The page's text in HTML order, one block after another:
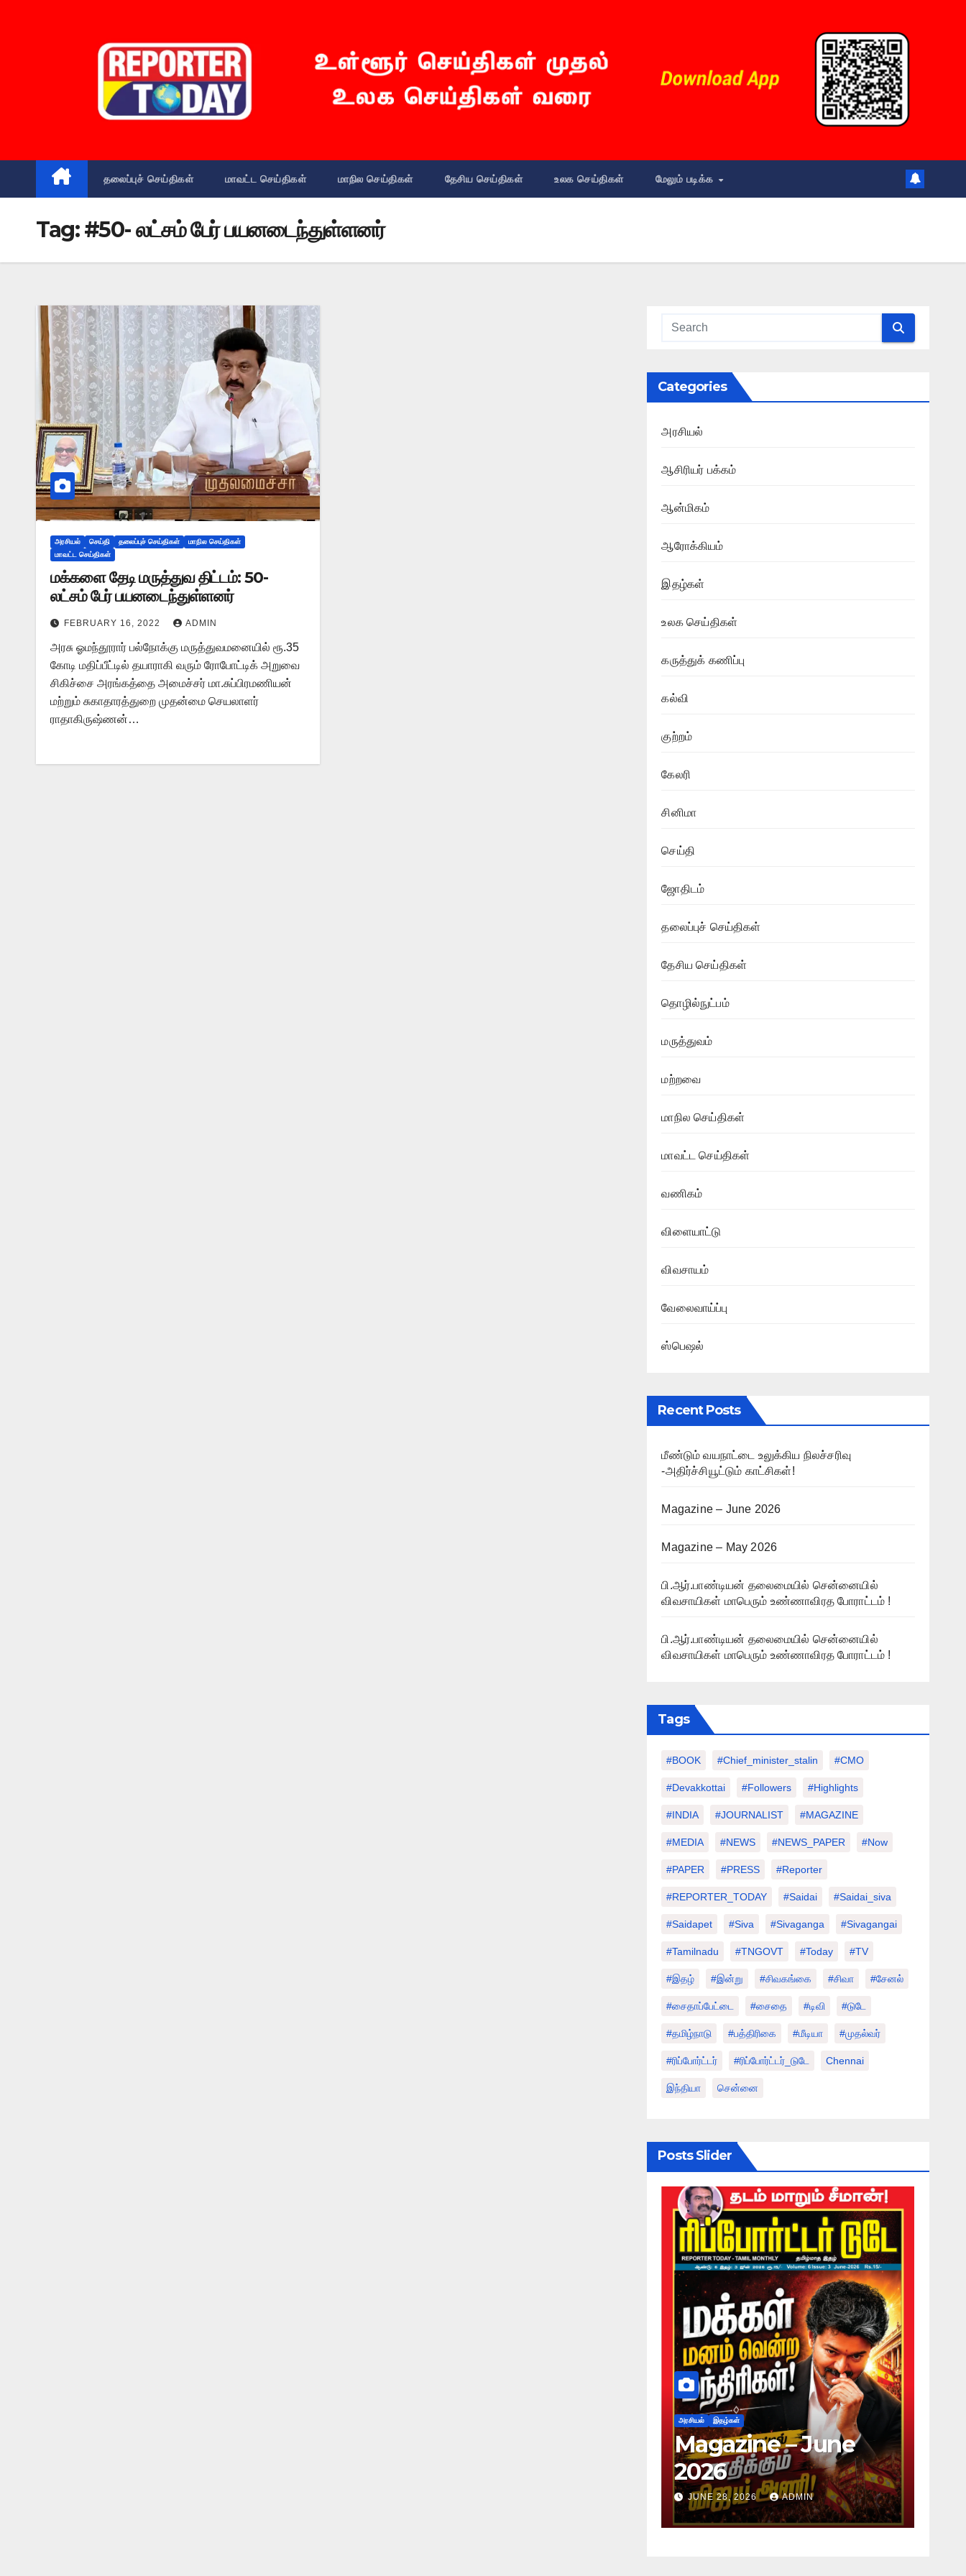
தலைப்புச் செய்திகள் மாவட்ட செய்திகள் மாநில செய்திகள் தேசிய செய்திகள் உலக செய்திகள் மேலும் படிக்க
Tag:#50- லட்சம் பேர் பயனடைந்துள்ளனர்
அரசியல் செய்தி தலைப்புச் செய்திகள்
மாநில செய்திகள்
மாவட்ட செய்திகள்
மக்களை தேடி மருத்துவ திட்டம்: 50-
லட்சம் பேர் பயனடைந்துள்ளனர்
FEBRUARY 16, 2022 ADMIN
அரசு ஓமந்தூரார் பல்நோக்கு மருத்துவமனையில் ரூ.35
கோடி மதிப்பீட்டில் தயாராகி வரும் ரோபோட்டிக் அறுவை
சிகிச்சை அரங்கத்தை அமைச்சர் மா.சுப்பிரமணியன்
மற்றும் சுகாதாரத்துறை முதன்மை செயலாளர்
ராதாகிருஷ்ணன்…
Categories
அரசியல்
ஆசிரியர் பக்கம்
ஆன்மிகம்
ஆரோக்கியம்
இதழ்கள்
உலக செய்திகள்
கருத்துக் கணிப்பு
கல்வி
குற்றம்
கேலரி
சினிமா
செய்தி
ஜோதிடம்
தலைப்புச் செய்திகள்
தேசிய செய்திகள்
தொழில்நுட்பம்
மருத்துவம்
மற்றவை
மாநில செய்திகள்
மாவட்ட செய்திகள்
வணிகம்
விளையாட்டு
விவசாயம்
வேலைவாய்ப்பு
ஸ்பெஷல்
Recent Posts
மீண்டும் வயநாட்டை உலுக்கிய நிலச்சரிவு
-அதிர்ச்சியூட்டும் காட்சிகள்!
Magazine – June 2026
Magazine – May 2026
பி.ஆர்.பாண்டியன் தலைமையில் சென்னையில்
விவசாயிகள் மாபெரும் உண்ணாவிரத போராட்டம் !
பி.ஆர்.பாண்டியன் தலைமையில் சென்னையில்
விவசாயிகள் மாபெரும் உண்ணாவிரத போராட்டம் !
Tags
#BOOK #chief_minister_stalin #CMO
#devakkottai #followers #highlights
#INDIA #JOURNALIST #MAGAZINE
#MEDIA #NEWS #NEWS_PAPER #Now
#PAPER #PRESS #Reporter
#REPORTER_TODAY #saidai #saidai_siva
#saidapet #Siva #Sivaganga #sivagangai
#tamilnadu #TNGOVT #today #TV
#இதழ் #இன்று #சிவகங்கை #சிவா #சேனல்
#சைதாப்பேட்டை #சைதை #டிவி #டுடே
#தமிழ்நாடு #பத்திரிகை #மீடியா #முதல்வர்
#ரிப்போர்ட்டர் #ரிப்போர்ட்டர்_டுடே Chennai
இந்தியா சென்னை
Posts Slider
Magazine – June
ADMIN
அரசியல் இதழ்கள்
Magazine –
2026
JUNE 28, 2026